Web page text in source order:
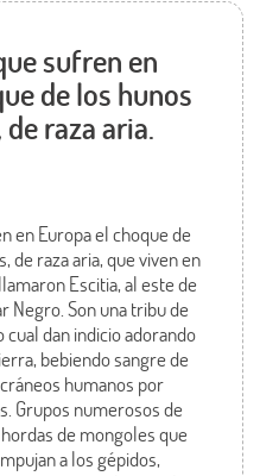
sufren en
de los hunos
raza aria.
en Europa el choque de
de raza aria, que viven en
Escitia, al este de
Negro. Son una tribu de
dan indicio adorando
bebiendo sangre de
humanos por
Grupos numerosos de
de mongoles que
a los gépidos,